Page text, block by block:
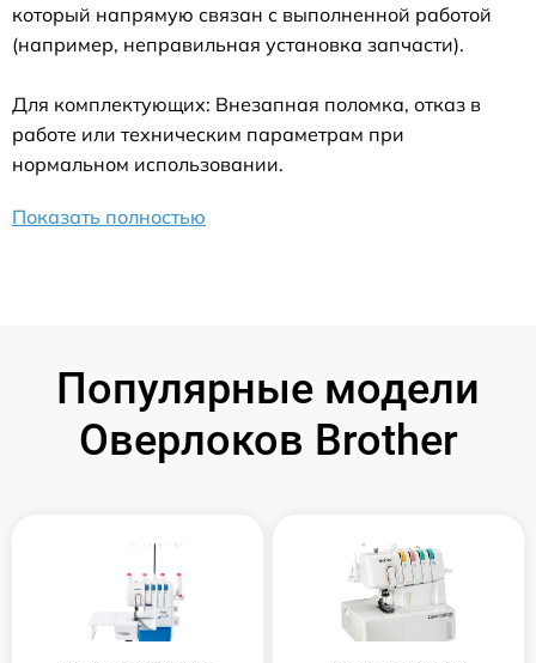
который напрямую связан с выполненной работой
(например, неправильная установка запчасти).
Для комплектующих: Внезапная поломка, отказ в
работе или техническим параметрам при
нормальном использовании.
Показать полностью
Популярные модели
Оверлоков Brother